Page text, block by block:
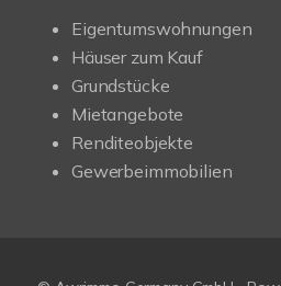
Eigentumswohnungen
Häuser zum Kauf
Grundstücke
Mietangebote
Renditeobjekte
Gewerbeimmobilien